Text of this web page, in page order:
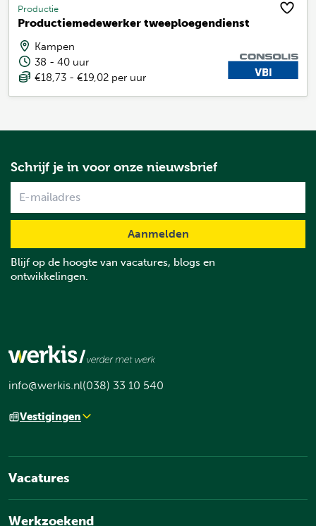
Productie
Productiemedewerker tweeploegendienst
Kampen
38 - 40 uur
€18,73 - €19,02 per uur
Schrijf je in voor onze nieuwsbrief
Blijf op de hoogte van vacatures, blogs en
ontwikkelingen.
info@werkis.nl(038) 33 10 540
Vestigingen
Vacatures
Werkzoekend